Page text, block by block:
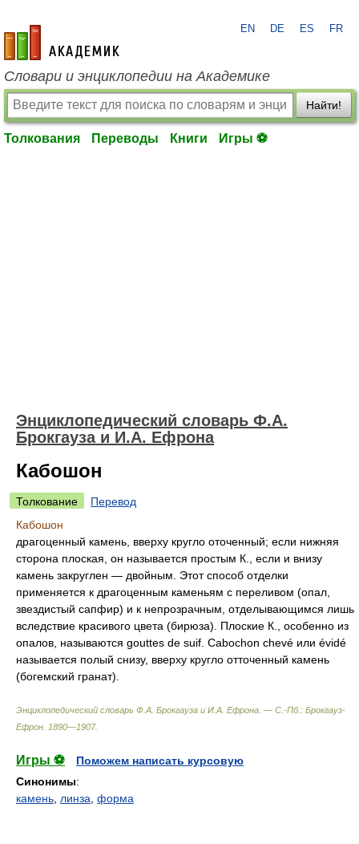
academic.ru
EN DE ES FR
Словари и энциклопедии на Академике
Найти!
Толкования Переводы Книги Игры ⚽
Энциклопедический словарь Ф.А.
Брокгауза и И.А. Ефрона
Кабошон
Толкование
Перевод
Кабошон
драгоценный камень, вверху кругло оточенный; если нижняя
сторона плоская, он называется простым К., если и внизу
камень закруглен — двойным. Этот способ отделки
применяется к драгоценным каменьям с переливом (опал,
звездистый сапфир) и к непрозрачным, отделывающимся лишь
вследствие красивого цвета (бирюза). Плоские К., особенно из
опалов, называются gouttes de suif. Cabochon chevé или évidé
называется полый снизу, вверху кругло отточенный камень
(богемский гранат).
Энциклопедический словарь Ф.А. Брокгауза и И.А. Ефрона. — С.-Пб.: Брокгауз-
Ефрон 1890—1907.
Игры ⚽
Поможем написать курсовую
Синонимы:
камень линза форма